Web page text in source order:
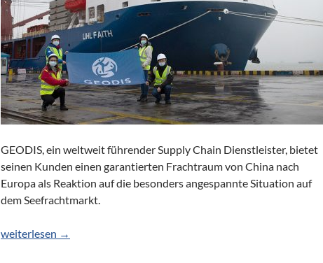
GEODIS, ein weltweit führender Supply Chain Dienstleister, bietet
seinen Kunden einen garantierten Frachtraum von China nach
Europa als Reaktion auf die besonders angespannte Situation auf
dem Seefrachtmarkt.
GEODIS chartert Tonnage auf Asien-Europa Route
weiterlesen →